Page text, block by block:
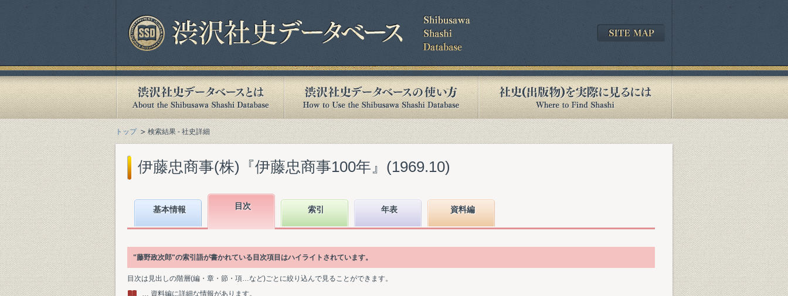
トップ 検索結果 - 社史詳細
伊藤忠商事(株)『伊藤忠商事100年』(1969.10)
基本情報 目次 索引 年表 資料編
"藤野政次郎"の索引語が書かれている目次項目はハイライトされています。
目次は見出しの階層(編・章・節・項…など)ごとに絞り込んで見ることができます。
… 資料編に詳細な情報があります。